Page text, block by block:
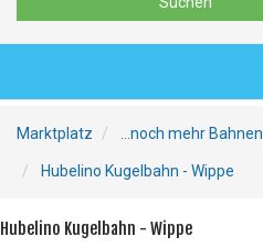
Marktplatz ...noch mehr Bahnen
Hubelino Kugelbahn - Wippe
Hubelino Kugelbahn - Wippe